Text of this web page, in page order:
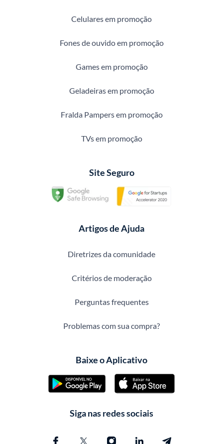
Celulares em promoção
Fones de ouvido em promoção
Games em promoção
Geladeiras em promoção
Fralda Pampers em promoção
TVs em promoção
Site Seguro
Artigos de Ajuda
Diretrizes da comunidade
Critérios de moderação
Perguntas frequentes
Problemas com sua compra?
Baixe o Aplicativo
Siga nas redes sociais